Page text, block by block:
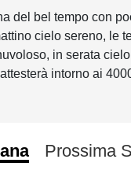
del bel tempo con
cielo sereno, le
in serata
intorno ai
Prossima